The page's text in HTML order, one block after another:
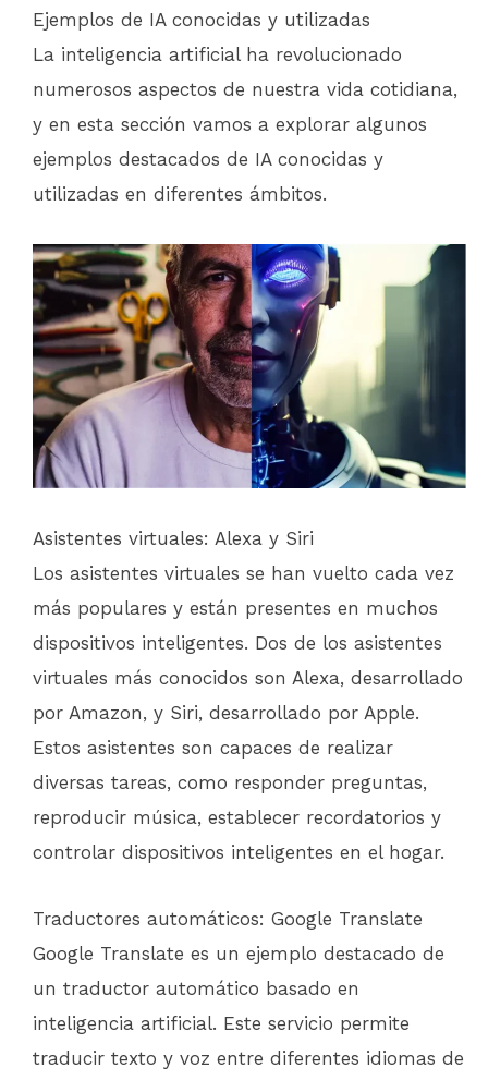
Ejemplos de IA conocidas y utilizadas
La inteligencia artificial ha revolucionado
numerosos aspectos de nuestra vida cotidiana,
y en esta sección vamos a explorar algunos
ejemplos destacados de IA conocidas y
utilizadas en diferentes ámbitos.
Asistentes virtuales: Alexa y Siri
Los asistentes virtuales se han vuelto cada vez
más populares y están presentes en muchos
dispositivos inteligentes. Dos de los asistentes
virtuales más conocidos son Alexa, desarrollado
por Amazon, y Siri, desarrollado por Apple.
Estos asistentes son capaces de realizar
diversas tareas, como responder preguntas,
reproducir música, establecer recordatorios y
controlar dispositivos inteligentes en el hogar.
Traductores automáticos: Google Translate
Google Translate es un ejemplo destacado de
un traductor automático basado en
inteligencia artificial. Este servicio permite
traducir texto y voz entre diferentes idiomas de